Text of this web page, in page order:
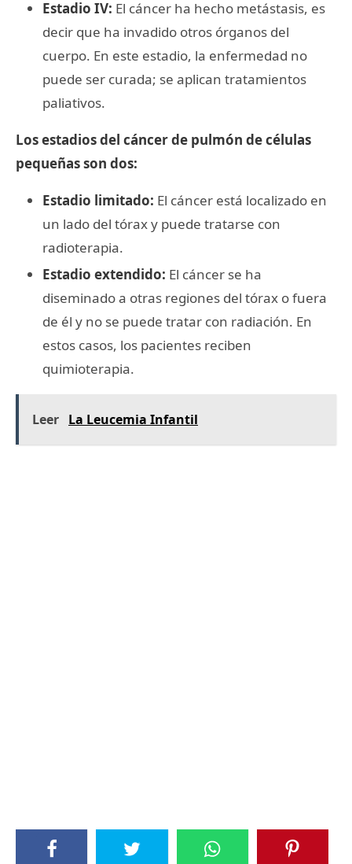
Estadio IV: El cáncer ha hecho metástasis, es
decir que ha invadido otros órganos del
cuerpo. En este estadio, la enfermedad no
puede ser curada; se aplican tratamientos
paliativos.
Los estadios del cáncer de pulmón de células
pequeñas son dos:
Estadio limitado: El cáncer está localizado en
un lado del tórax y puede tratarse con
radioterapia.
Estadio extendido: El cáncer se ha
diseminado a otras regiones del tórax o fuera
de él y no se puede tratar con radiación. En
estos casos, los pacientes reciben
quimioterapia.
Leer La Leucemia Infantil